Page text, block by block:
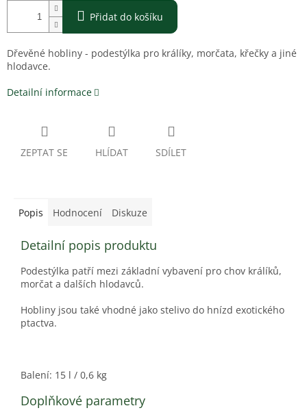
Přidat do košíku
Dřevěné hobliny - podestýlka pro králíky, morčata, křečky a jiné
hlodavce.
Detailní informace
ZEPTAT SE HLÍDAT SDÍLET
Popis Hodnocení Diskuze
Detailní popis produktu
Podestýlka patří mezi základní vybavení pro chov králíků,
morčat a dalších hlodavců.
Hobliny jsou také vhodné jako stelivo do hnízd exotického
ptactva.
Balení: 15 l / 0,6 kg
Doplňkové parametry